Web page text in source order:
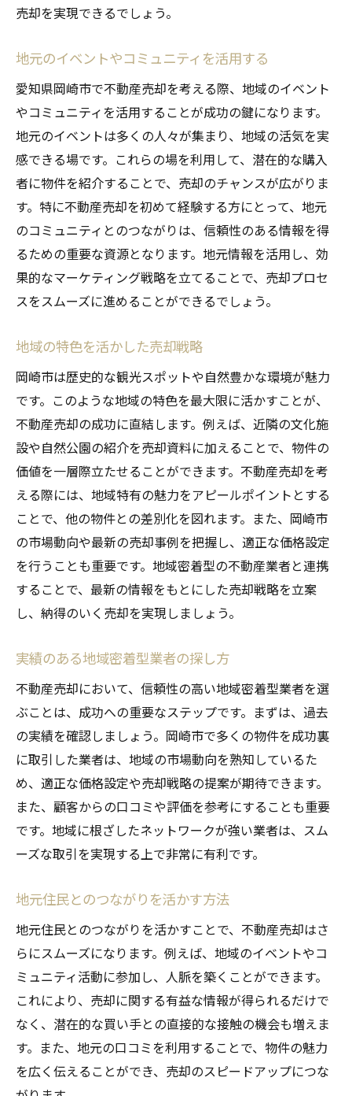
売却を実現できるでしょう。
地元のイベントやコミュニティを活用する
愛知県岡崎市で不動産売却を考える際、地域のイベント
やコミュニティを活用することが成功の鍵になります。
地元のイベントは多くの人々が集まり、地域の活気を実
感できる場です。これらの場を利用して、潜在的な購入
者に物件を紹介することで、売却のチャンスが広がりま
す。特に不動産売却を初めて経験する方にとって、地元
のコミュニティとのつながりは、信頼性のある情報を得
るための重要な資源となります。地元情報を活用し、効
果的なマーケティング戦略を立てることで、売却プロセ
スをスムーズに進めることができるでしょう。
地域の特色を活かした売却戦略
岡崎市は歴史的な観光スポットや自然豊かな環境が魅力
です。このような地域の特色を最大限に活かすことが、
不動産売却の成功に直結します。例えば、近隣の文化施
設や自然公園の紹介を売却資料に加えることで、物件の
価値を一層際立たせることができます。不動産売却を考
える際には、地域特有の魅力をアピールポイントとする
ことで、他の物件との差別化を図れます。また、岡崎市
の市場動向や最新の売却事例を把握し、適正な価格設定
を行うことも重要です。地域密着型の不動産業者と連携
することで、最新の情報をもとにした売却戦略を立案
し、納得のいく売却を実現しましょう。
実績のある地域密着型業者の探し方
不動産売却において、信頼性の高い地域密着型業者を選
ぶことは、成功への重要なステップです。まずは、過去
の実績を確認しましょう。岡崎市で多くの物件を成功裏
に取引した業者は、地域の市場動向を熟知しているた
め、適正な価格設定や売却戦略の提案が期待できます。
また、顧客からの口コミや評価を参考にすることも重要
です。地域に根ざしたネットワークが強い業者は、スム
ーズな取引を実現する上で非常に有利です。
地元住民とのつながりを活かす方法
地元住民とのつながりを活かすことで、不動産売却はさ
らにスムーズになります。例えば、地域のイベントやコ
ミュニティ活動に参加し、人脈を築くことができます。
これにより、売却に関する有益な情報が得られるだけで
なく、潜在的な買い手との直接的な接触の機会も増えま
す。また、地元の口コミを利用することで、物件の魅力
を広く伝えることができ、売却のスピードアップにつな